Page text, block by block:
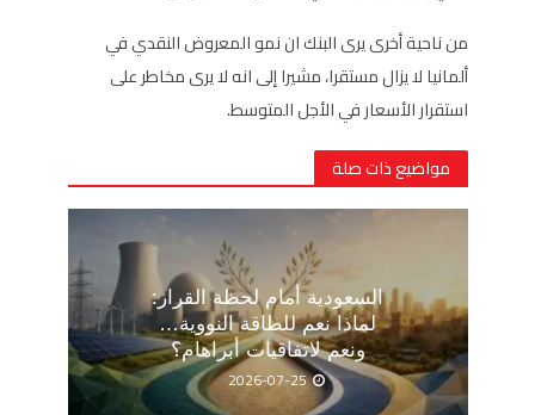
من ناحية أخرى يرى البنك ان نمو المعروض النقدي في
ألمانيا لا يزال مستقرا، مشيرا إلى انه لا يرى مخاطر على
استقرار الأسعار في الأجل المتوسط.
مواضيع ذات صلة
السعودية أمام لحظة القرار:
لماذا نعم للطاقة النووية…
ونعم لاتفاقيات أبراهام؟
2026-07-25